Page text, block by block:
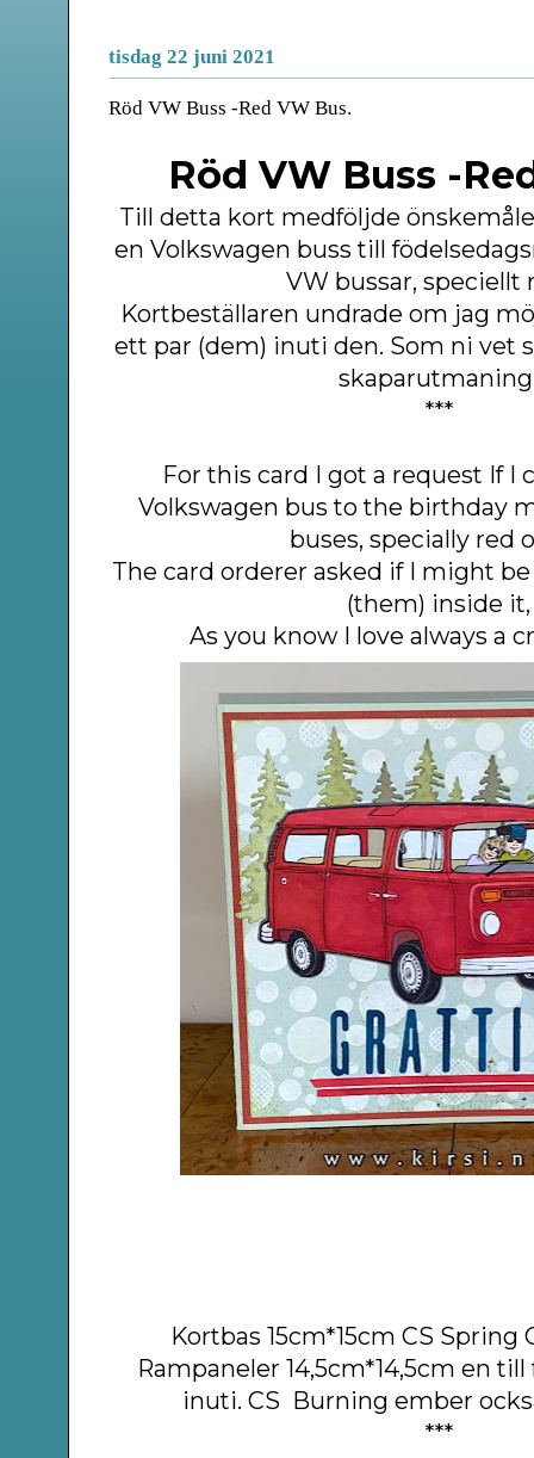
tisdag 22 juni 2021
Röd VW Buss -Red VW Bus.
Röd VW Buss -
Till detta kort medföljde
en Volkswagen buss till
VW bussar, speciellt
Kortbeställaren undrade om jag
ett par (dem) inuti den. Som ni vet
***
For this card I got a request If I
Volkswagen bus to the birthday
buses, specially red
The card orderer asked if I might
(them) inside it,
As you know I love always a
Kortbas 15cm*15cm CS Spring
Rampaneler 14,5cm*14,5cm en
inuti. CS Burning ember
***